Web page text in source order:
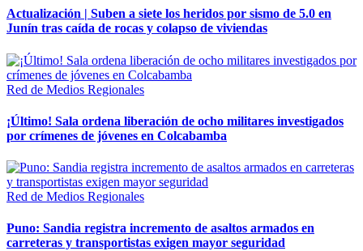
Actualización | Suben a siete los heridos por sismo de 5.0 en
Junín tras caída de rocas y colapso de viviendas
Red de Medios Regionales
¡Último! Sala ordena liberación de ocho militares investigados
por crímenes de jóvenes en Colcabamba
Red de Medios Regionales
Puno: Sandia registra incremento de asaltos armados en
carreteras y transportistas exigen mayor seguridad